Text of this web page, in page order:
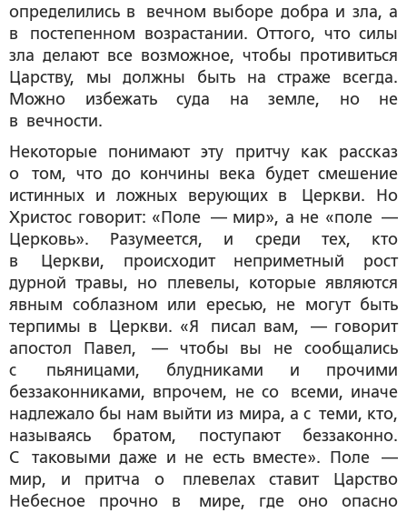
определились в вечном выборе добра и зла, а
в постепенном возрастании. Оттого, что силы
зла делают все возможное, чтобы противиться
Царству, мы должны быть на страже всегда.
Можно избежать суда на земле, но не
в вечности.
Некоторые понимают эту притчу как рассказ
о том, что до кончины века будет смешение
истинных и ложных верующих в Церкви. Но
Христос говорит: «Поле — мир», а не «поле —
Церковь». Разумеется, и среди тех, кто
в Церкви, происходит неприметный рост
дурной травы, но плевелы, которые являются
явным соблазном или ересью, не могут быть
терпимы в Церкви. «Я писал вам, — говорит
апостол Павел, — чтобы вы не сообщались
с пьяницами, блудниками и прочими
беззаконниками, впрочем, не со всеми, иначе
надлежало бы нам выйти из мира, а с теми, кто,
называясь братом, поступают беззаконно.
С таковыми даже и не есть вместе». Поле —
мир, и притча о плевелах ставит Царство
Небесное прочно в мире, где оно опасно